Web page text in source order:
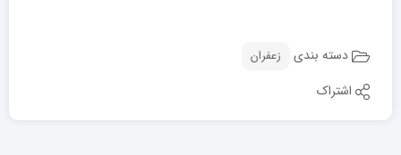
دسته بندی زعفران
اشتراک